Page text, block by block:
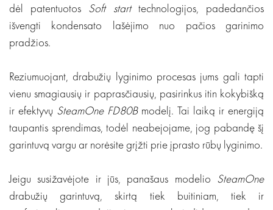
dėl patentuotos Soft start technologijos, padedančios
išvengti kondensato lašėjimo nuo pačios garinimo
pradžios.
Reziumuojant, drabužių lyginimo procesas jums gali tapti
vienu smagiausių ir paprasčiausių, pasirinkus itin kokybišką
ir efektyvų SteamOne FD80Bmodelį. Tai laiką ir energiją
taupantis sprendimas, todėl neabejojame, jog pabandę šį
garintuvą vargu ar norėsite grįžti prie įprasto rūbų lyginimo.
Jeigu susižavėjote ir jūs, panašaus modelio SteamOne
drabužių garintuvą, skirtą tiek buitiniam, tiek ir